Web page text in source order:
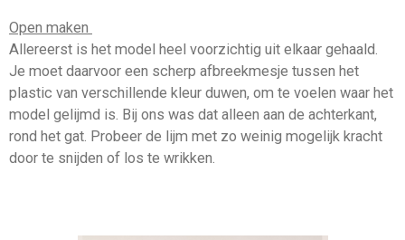
Open maken
Allereerst is het model heel voorzichtig uit elkaar gehaald.
Je moet daarvoor een scherp afbreekmesje tussen het
plastic van verschillende kleur duwen, om te voelen waar het
model gelijmd is. Bij ons was dat alleen aan de achterkant,
rond het gat. Probeer de lijm met zo weinig mogelijk kracht
door te snijden of los te wrikken.